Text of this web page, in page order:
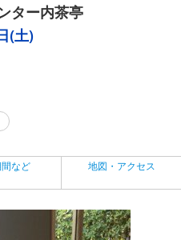
ター内茶亭
(土)
など 地図・アクセス